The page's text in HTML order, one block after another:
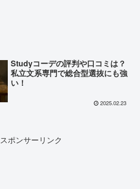
Studyコーデの評判や口コミは？
私立文系専門で総合型選抜にも強
い！
2025.02.23
スポンサーリンク